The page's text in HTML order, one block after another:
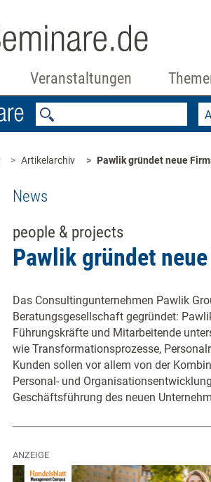
Veranstaltungen
Artikelarchiv Pawlik gründet neue
News
people & projects
Pawlik gründet
Das Consultingunternehmen Pawlik
Beratungsgesellschaft gegründet:
Führungskräfte und Mitarbeitende
wie Transformationsprozesse,
Kunden sollen vor allem von der
Personal- und
Geschäftsführung des neuen
ANZEIGE